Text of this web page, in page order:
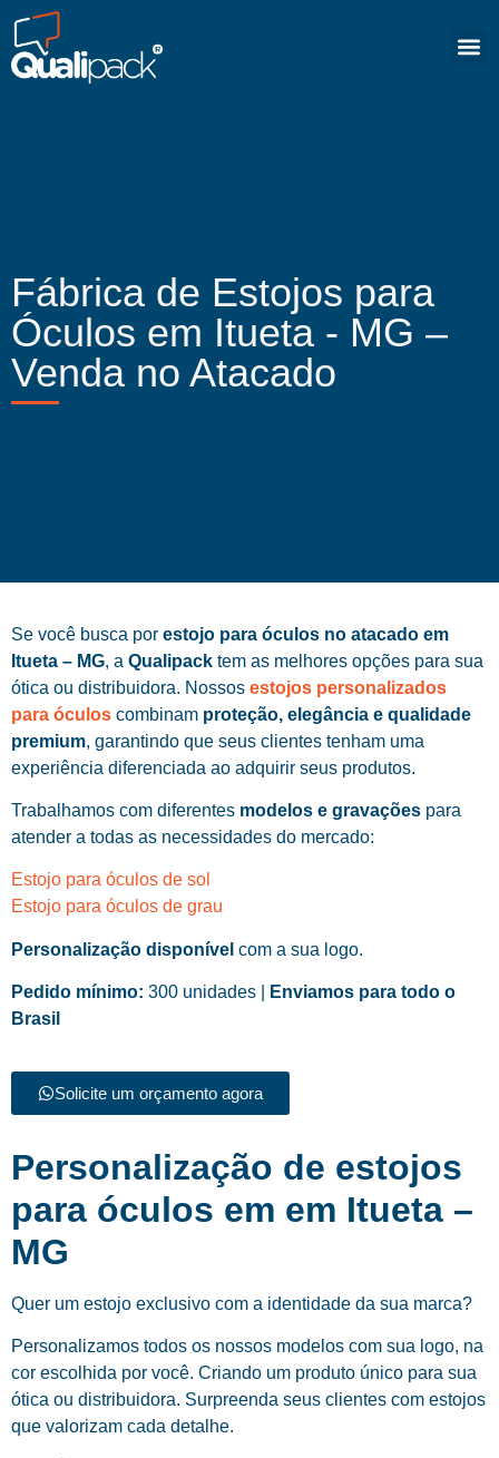
Fábrica de Estojos para
Óculos em Itueta - MG –
Venda no Atacado
Se você busca por estojo para óculos no atacado em
Itueta – MG, a Qualipack tem as melhores opções para sua
ótica ou distribuidora. Nossos estojos personalizados
para óculos combinam proteção, elegância e qualidade
premium, garantindo que seus clientes tenham uma
experiência diferenciada ao adquirir seus produtos.
Trabalhamos com diferentes modelos e gravações para
atender a todas as necessidades do mercado:
Estojo para óculos de sol
Estojo para óculos de grau
Personalização disponível com a sua logo.
Pedido mínimo: 300 unidades |
Enviamos para todo o
Brasil
Solicite um orçamento agora
Personalização de estojos
para óculos em em Itueta –
MG
Quer um estojo exclusivo com a identidade da sua marca?
Personalizamos todos os nossos modelos com sua logo, na
cor escolhida por você. Criando um produto único para sua
ótica ou distribuidora. Surpreenda seus clientes com estojos
que valorizam cada detalhe.